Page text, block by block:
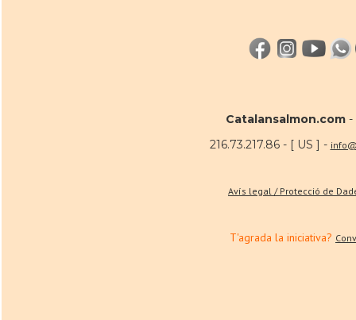
Catalansalmon.com -
216.73.217.86 - [ US ] -
Avís legal / Protecció de
T'agrada la iniciativa?